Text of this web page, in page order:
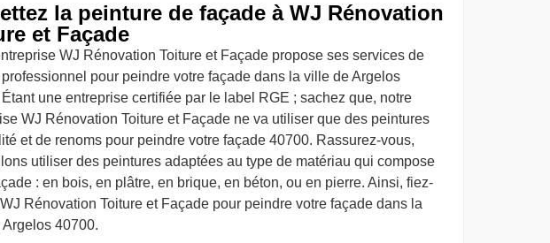
la peinture de façade à WJ Rénovation
et Façade
WJ Rénovation Toiture et Façade propose ses services de
pour peindre votre façade dans la ville de Argelos
une entreprise certifiée par le label RGE ; sachez que, notre
WJ Rénovation Toiture et Façade ne va utiliser que des peintures
et de renoms pour peindre votre façade 40700. Rassurez-vous,
utiliser des peintures adaptées au type de matériau qui compose
: en bois, en plâtre, en brique, en béton, ou en pierre. Ainsi, fiez-
Rénovation Toiture et Façade pour peindre votre façade dans la
40700.